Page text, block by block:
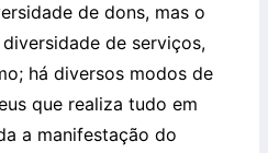
de dons, mas o
de serviços,
há diversos modos de
que realiza tudo em
a manifestação do